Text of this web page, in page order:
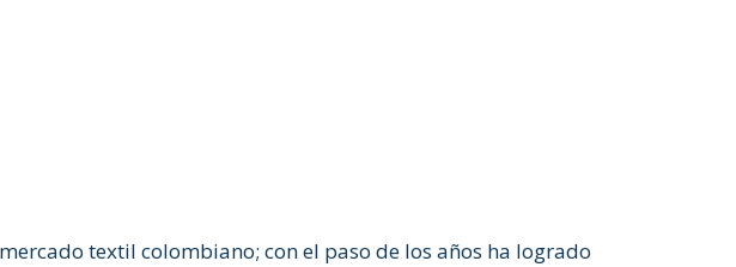
textil colombiano; con el paso de los años ha logrado